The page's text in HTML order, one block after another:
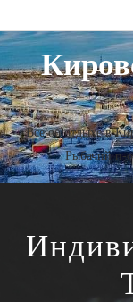
Все об отдыхе в
Рыбачий п-